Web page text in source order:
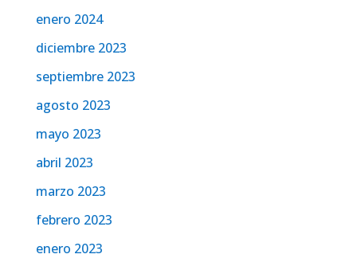
enero 2024
diciembre 2023
septiembre 2023
agosto 2023
mayo 2023
abril 2023
marzo 2023
febrero 2023
enero 2023